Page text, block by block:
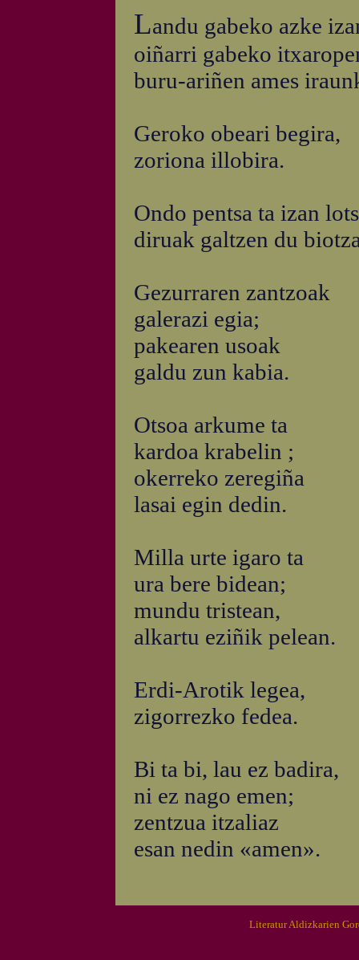
Landu gabeko azke
oiñarri gabeko
buru-ariñen ames
Geroko obeari begira,
zoriona illobira.
Ondo pentsa ta izan
diruak galtzen du
Gezurraren zantzoak
galerazi egia;
pakearen usoak
galdu zun kabia.
Otsoa arkume ta
kardoa krabelin ;
okerreko zeregiña
lasai egin dedin.
Milla urte igaro ta
ura bere bidean;
mundu tristean,
alkartu eziñik pelean.
Erdi-Arotik legea,
zigorrezko fedea.
Bi ta bi, lau ez badira,
ni ez nago emen;
zentzua itzaliaz
esan nedin «amen».
Literatur Aldizkarien